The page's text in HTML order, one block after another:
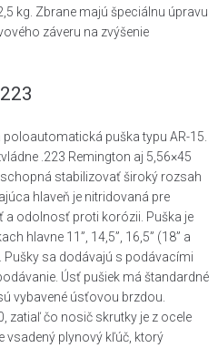
kg. Zbrane majú špeciálnu úpravu
záveru na zvýšenie
poloautomatická puška typu AR-15.
.223 Remington aj 5,56×45
schopná stabilizovať široký rozsah
hlaveň je nitridovaná pre
odolnosť proti korózii. Puška je
hlavne 11”, 14,5”, 16,5” (18” a
Pušky sa dodávajú s podávacími
Úsť pušiek má štandardné
vybavené úsťovou brzdou.
zatiaľ čo nosič skrutky je z ocele
vsadený plynový kľúč, ktorý